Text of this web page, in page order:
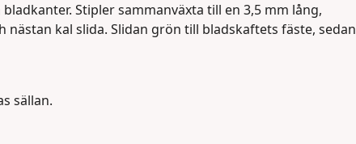
Stipler sammanväxta till en 3,5 mm lång,
nästan kal slida. Slidan grön till bladskaftets fäste, sedan
sällan.